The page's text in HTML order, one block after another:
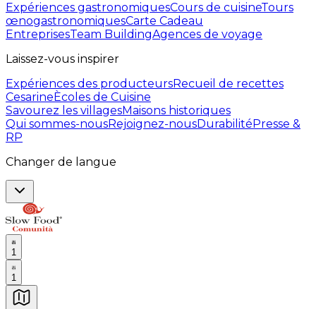
Expériences gastronomiquesCours de cuisineTours
œnogastronomiquesCarte Cadeau
EntreprisesTeam BuildingAgences de voyage
Laissez-vous inspirer
Expériences des producteursRecueil de recettes
CesarineÈcoles de Cuisine
Savourez les villagesMaisons historiques
Qui sommes-nousRejoignez-nousDurabilitéPresse &
RP
Changer de langue
1
1